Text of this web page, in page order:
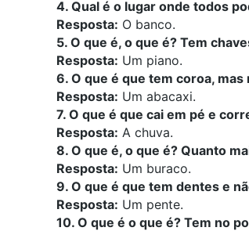
4. Qual é o lugar onde todos
Resposta: O banco.
5. O que é, o que é? Tem
Resposta: Um piano.
6. O que é que tem coroa,
Resposta: Um abacaxi.
7. O que é que cai em pé e
Resposta: A chuva.
8. O que é, o que é? Quanto
Resposta: Um buraco.
9. O que é que tem dentes e
Resposta: Um pente.
10. O que é o que é? Tem no